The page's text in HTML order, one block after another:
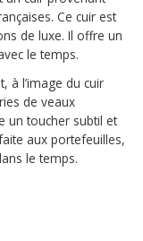
Ce cuir est
de luxe. Il offre un
le temps.
à l’image du cuir
de veaux
un toucher subtil et
aux portefeuilles,
le temps.